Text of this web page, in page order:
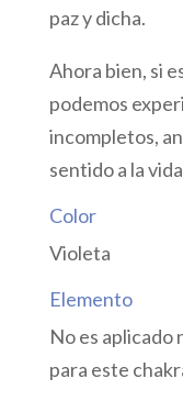
paz y dicha.
Ahora bien, si
podemos
incompletos,
sentido a la
Color
Violeta
Elemento
No es
para este